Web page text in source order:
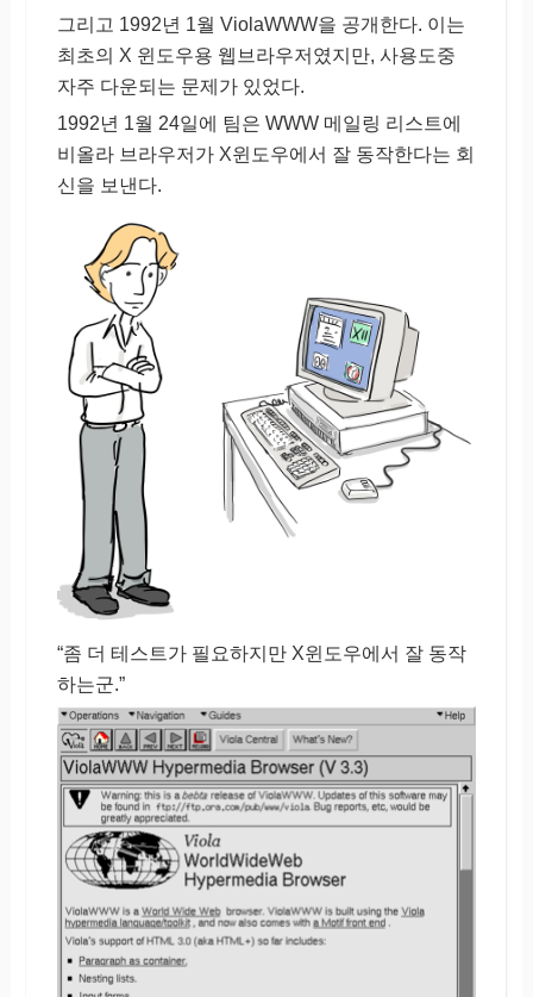
그리고 1992년 1월 ViolaWWW을 공개한다. 이는
최초의 X 윈도우용 웹브라우저였지만, 사용도중
자주 다운되는 문제가 있었다.
1992년 1월 24일에 팀은 WWW 메일링 리스트에
비올라 브라우저가 X윈도우에서 잘 동작한다는 회
신을 보낸다.
“좀 더 테스트가 필요하지만 X윈도우에서 잘 동작
하는군.”